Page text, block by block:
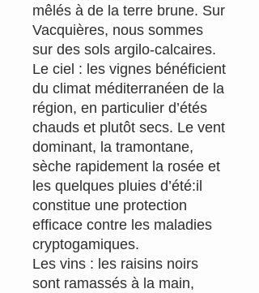
mêlés à de la terre brune. Sur
Vacquières, nous sommes
sur des sols argilo-calcaires.
Le ciel : les vignes bénéficient
du climat méditerranéen de la
région, en particulier d’étés
chauds et plutôt secs. Le vent
dominant, la tramontane,
sèche rapidement la rosée et
les quelques pluies d’été:il
constitue une protection
efficace contre les maladies
cryptogamiques.
Les vins : les raisins noirs
sont ramassés à la main,